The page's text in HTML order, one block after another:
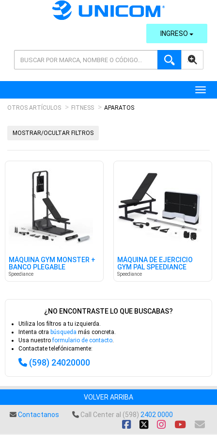
AVANZADA
INGRESO
OTROS ARTÍCULOS FITNESS APARATOS
MOSTRAR/OCULTAR FILTROS
MÁQUINA GYM MONSTER +
BANCO PLEGABLE
SPEEDIANCE
Speediance
MÁQUINA DE EJERCICIO
GYM PAL SPEEDIANCE
Speediance
¿NO ENCONTRASTE LO QUE BUSCABAS?
Utiliza los filtros a tu izquierda.
Intenta otra búsqueda más concreta.
Usa nuestroformulario de contacto.
Contactate telefónicamente:
(598) 24020000
VOLVER ARRIBA
Contactanos Call Center al (598) 2402 0000